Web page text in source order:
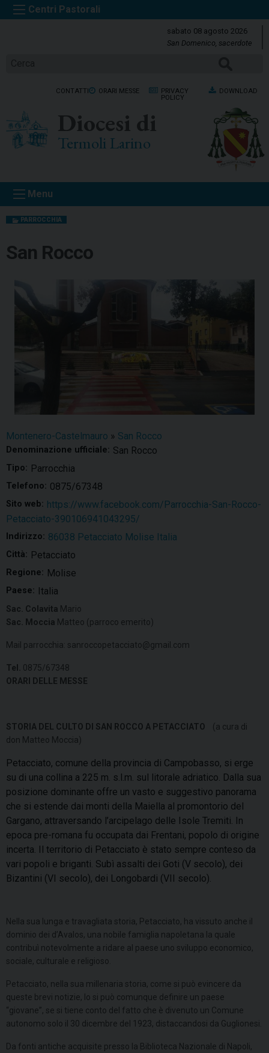
k
t
sabato 08 agosto 2026
San Domenico, sacerdote
CONTATTI ORARI MESSE
PRIVACY
POLICY
DOWNLOAD
Diocesi di
Termoli Larino
Menu
PARROCCHIA
San Rocco
Montenero-Castelmauro » San Rocco
Denominazione ufficiale: San Rocco
Tipo: Parrocchia
Telefono: 0875/67348
Sito web: https://www.facebook.com/Parrocchia-San-Rocco-
Petacciato-390106941043295/
Indirizzo: 86038 Petacciato Molise Italia
Città: Petacciato
Regione: Molise
Paese: Italia
Sac. Colavita Mario
Sac. Moccia Matteo (parroco emerito)
Mail parrocchia: sanroccopetacciato@gmail.com
Tel. 0875/67348
ORARI DELLE MESSE
STORIA DEL CULTO DI SAN ROCCO A PETACCIATO (a cura di
don Matteo Moccia)
Petacciato, comune della provincia di Campobasso, si erge
su di una collina a 225 m. s.l.m. sul litorale adriatico. Dalla sua
posizione dominante offre un vasto e suggestivo panorama
che si estende dai monti della Maiella al promontorio del
Gargano, attraversando l’arcipelago delle Isole Tremiti. In
epoca pre-romana fu occupata dai Frentani, popolo di origine
incerta. Il territorio di Petacciato è stato sempre conteso da
vari popoli e briganti. Subì assalti dei Goti (V secolo), dei
Bizantini (VI secolo), dei Longobardi (VII secolo).
Nella sua lunga e travagliata storia, Petacciato, ha vissuto anche il
dominio dei d’Avalos, una nobile famiglia napoletana la quale
contribuì notevolmente a ridare al paese uno sviluppo economico,
sociale, culturale e religioso.
Petacciato, nella sua millenaria storia, come si può evincere da
queste brevi notizie, lo si può comunque definire un paese
“giovane”, se si tiene conto del fatto che è divenuto un Comune
autonomo solo il 30 dicembre del 1923, distaccandosi da Guglionesi.
Da fonti antiche acquisite presso la Biblioteca Nazionale di Napoli,